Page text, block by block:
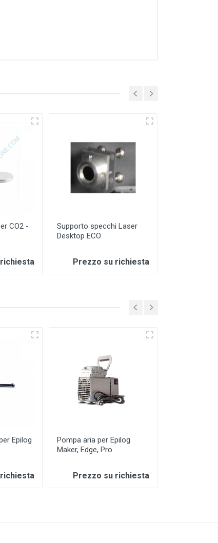
CO2 -
Supporto specchi Laser
Desktop ECO
Prezzo su richiesta
Epilog
Pompa aria per Epilog
Maker, Edge, Pro
Prezzo su richiesta